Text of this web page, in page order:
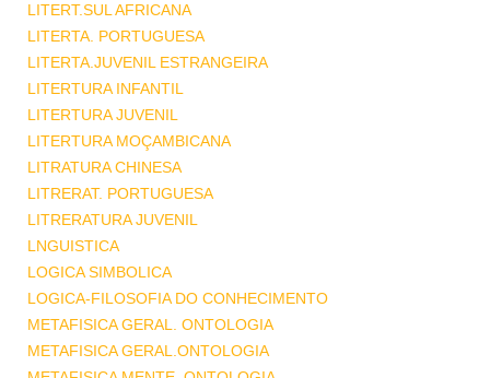
LITERT.SUL AFRICANA
LITERTA. PORTUGUESA
LITERTA.JUVENIL ESTRANGEIRA
LITERTURA INFANTIL
LITERTURA JUVENIL
LITERTURA MOÇAMBICANA
LITRATURA CHINESA
LITRERAT. PORTUGUESA
LITRERATURA JUVENIL
LNGUISTICA
LOGICA SIMBOLICA
LOGICA-FILOSOFIA DO CONHECIMENTO
METAFISICA GERAL. ONTOLOGIA
METAFISICA GERAL.ONTOLOGIA